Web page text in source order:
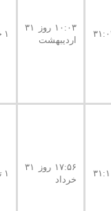
۱۰:۰۳ روز ۳۱
اردیبهشت
۱ خرداد – ۳۱ خرداد
۱۷:۵۶ روز ۳۱
خرداد
۱ تیر – ۳۱ تیر